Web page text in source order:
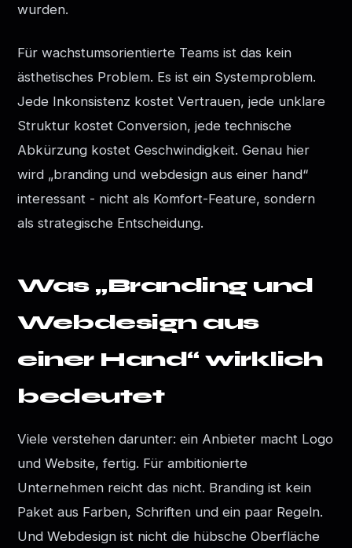
wurden.
Für wachstumsorientierte Teams ist das kein
ästhetisches Problem. Es ist ein Systemproblem.
Jede Inkonsistenz kostet Vertrauen, jede unklare
Struktur kostet Conversion, jede technische
Abkürzung kostet Geschwindigkeit. Genau hier
wird „branding und webdesign aus einer hand“
interessant - nicht als Komfort-Feature, sondern
als strategische Entscheidung.
Was „Branding und
Webdesign aus
einer Hand“ wirklich
bedeutet
Viele verstehen darunter: ein Anbieter macht Logo
und Website, fertig. Für ambitionierte
Unternehmen reicht das nicht. Branding ist kein
Paket aus Farben, Schriften und ein paar Regeln.
Und Webdesign ist nicht die hübsche Oberfläche